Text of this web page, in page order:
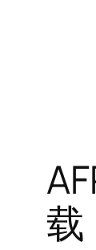
载